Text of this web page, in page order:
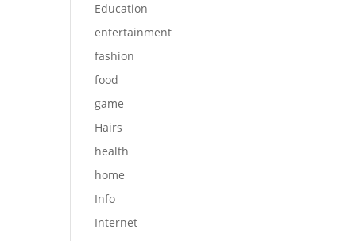
Education
entertainment
fashion
food
game
Hairs
health
home
Info
Internet